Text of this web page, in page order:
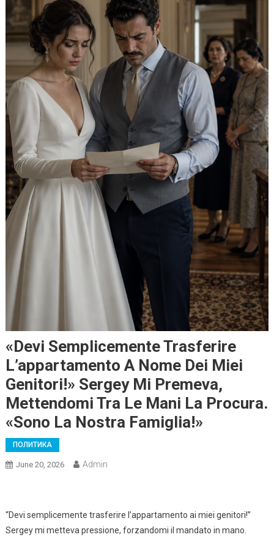
«Devi Semplicemente Trasferire
L’appartamento A Nome Dei Miei
Genitori!» Sergey Mi Premeva,
Mettendomi Tra Le Mani La Procura.
«Sono La Nostra Famiglia!»
ПОЛИТИКА
June 20, 2026 Admin
“Devi semplicemente trasferire l’appartamento ai miei genitori!”
Sergey mi metteva pressione, forzandomi il mandato in mano.